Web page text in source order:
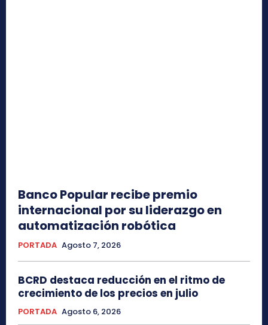
Banco Popular recibe premio
internacional por su liderazgo en
automatización robótica
PORTADA Agosto 7, 2026
BCRD destaca reducción en el ritmo de
crecimiento de los precios en julio
PORTADA Agosto 6, 2026